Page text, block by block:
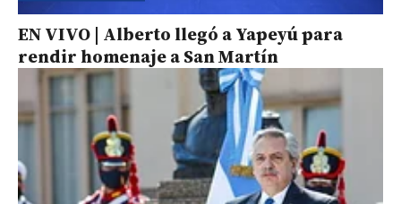
EN VIVO | Alberto llegó a Yapeyú para
rendir homenaje a San Martín